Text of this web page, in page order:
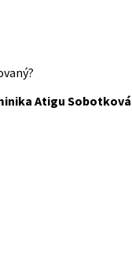
Atigu Sobotková